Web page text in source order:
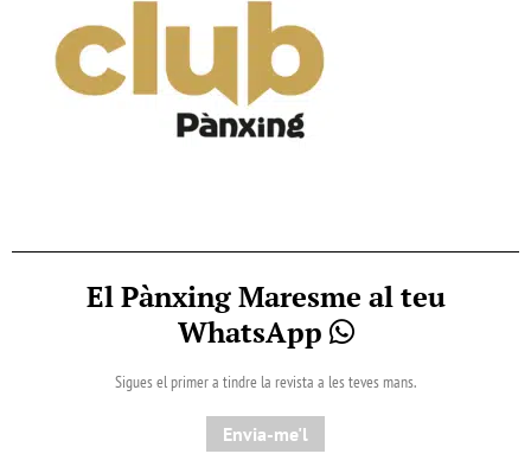
El Pànxing Maresme al teu
WhatsApp
Sigues el primer a tindre la revista a les teves mans.
Envia-me'l